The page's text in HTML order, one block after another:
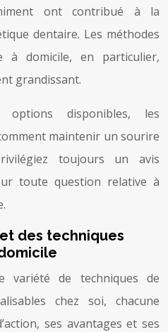
ont contribué à la
dentaire. Les méthodes
à domicile, en particulier,
grandissant.
disponibles, les
maintenir un sourire
toujours un avis
toute question relative à
des techniques
variété de techniques de
chez soi, chacune
ses avantages et ses